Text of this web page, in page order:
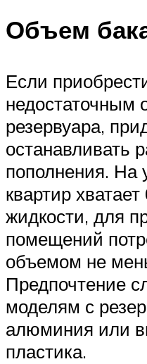
Объем
Если
недостаточным
резервуара,
останавливать
пополнения. На
квартир
жидкости, для
помещений
объемом не
Предпочтение
моделям с
алюминия или
пластика.